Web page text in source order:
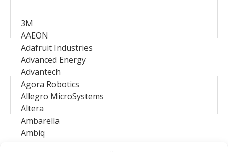
3M
AAEON
Adafruit Industries
Advanced Energy
Advantech
Agora Robotics
Allegro MicroSystems
Altera
Ambarella
Ambiq